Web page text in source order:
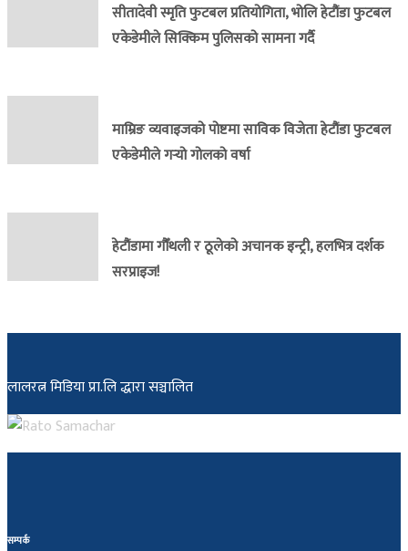
सीतादेवी स्मृति फुटबल प्रतियोगिता, भोलि हेटौंडा फुटबल
एकेडेमीले सिक्किम पुलिसको सामना गर्दै
माम्रिङ व्यवाइजको पोष्टमा साविक विजेता हेटौंडा फुटबल
एकेडेमीले गर्‍यो गोलको वर्षा
हेटौंडामा गौँथली र ठूलेको अचानक इन्ट्री, हलभित्र दर्शक
सरप्राइज!
लालरत्न मिडिया प्रा.लि द्धारा सञ्चालित
सम्पर्क